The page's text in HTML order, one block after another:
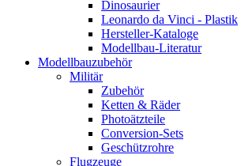
Dinosaurier
Leonardo da Vinci - Plastik
Hersteller-Kataloge
Modellbau-Literatur
Modellbauzubehör
Militär
Zubehör
Ketten & Räder
Photoätzteile
Conversion-Sets
Geschützrohre
Flugzeuge